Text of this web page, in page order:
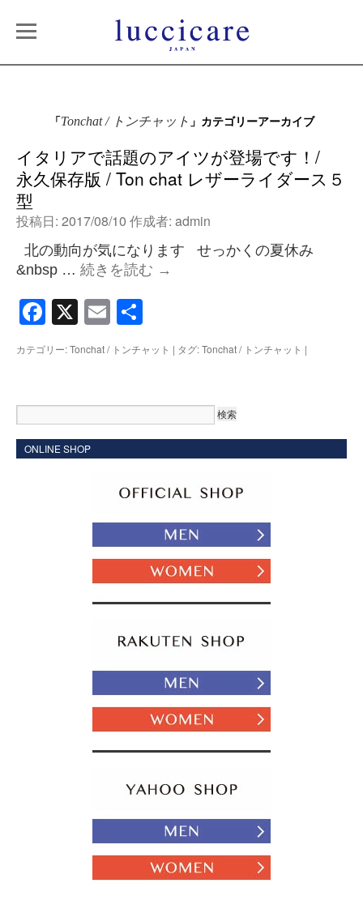
「Tonchat / トンチャット 」カテゴリーアーカイブ
イタリアで話題のアイツが登場です！/
永久保存版 / Ton chat レザーライダース５
型
投稿日: 2017/08/10 作成者: admin
北の動向が気になります せっかくの夏休み
&nbsp … 続きを読む →
Facebook
X Email
カテゴリー:Tonchat / トンチャット | タグ:Tonchat / トンチャット |
ONLINE SHOP